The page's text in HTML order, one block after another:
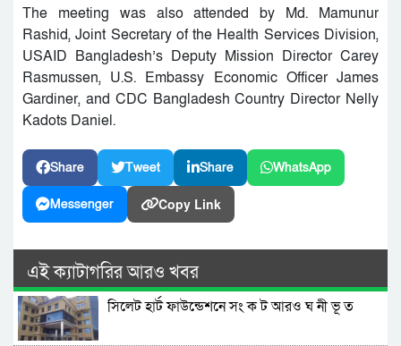
The meeting was also attended by Md. Mamunur
Rashid, Joint Secretary of the Health Services Division,
USAID Bangladesh’s Deputy Mission Director Carey
Rasmussen, U.S. Embassy Economic Officer James
Gardiner, and CDC Bangladesh Country Director Nelly
Kadots Daniel.
Share Tweet Share WhatsApp
Messenger Copy Link
এই ক্যাটাগরির আরও খবর
সিলেট হার্ট ফাউন্ডেশনে সং ক ট আরও ঘ নী ভূ ত